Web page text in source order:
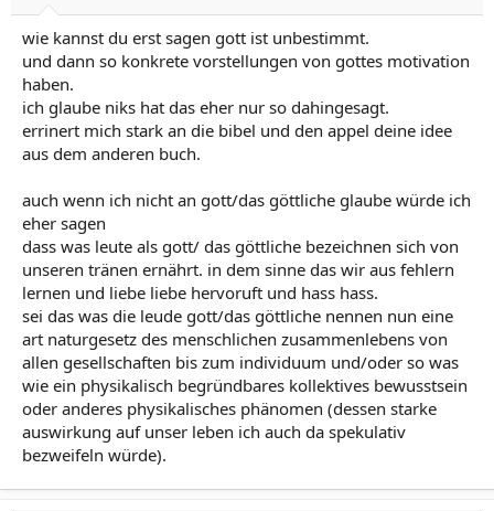
wie kannst du erst sagen gott ist unbestimmt.
und dann so konkrete vorstellungen von gottes motivation
haben.
ich glaube niks hat das eher nur so dahingesagt.
errinert mich stark an die bibel und den appel deine idee
aus dem anderen buch.
auch wenn ich nicht an gott/das göttliche glaube würde ich
eher sagen
dass was leute als gott/ das göttliche bezeichnen sich von
unseren tränen ernährt. in dem sinne das wir aus fehlern
lernen und liebe liebe hervoruft und hass hass.
sei das was die leude gott/das göttliche nennen nun eine
art naturgesetz des menschlichen zusammenlebens von
allen gesellschaften bis zum individuum und/oder so was
wie ein physikalisch begründbares kollektives bewusstsein
oder anderes physikalisches phänomen (dessen starke
auswirkung auf unser leben ich auch da spekulativ
bezweifeln würde).